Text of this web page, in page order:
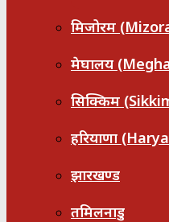
मिजोरम
मेघालय
सिक्किम
हरियाणा
झारखण्ड
तमिलनाडु